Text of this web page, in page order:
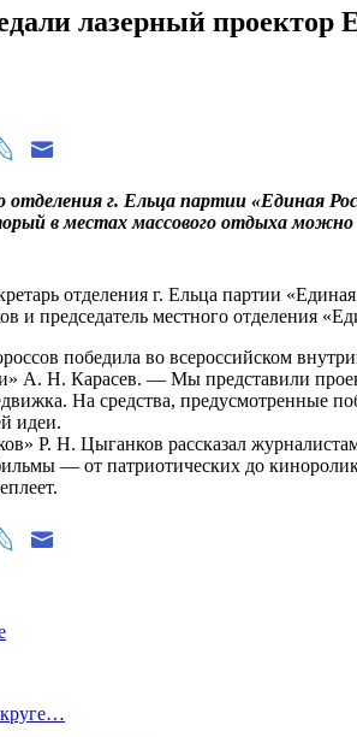
лазерный проектор
г. Ельца партии «Единая
в местах массового отдыха
отделения г. Ельца партии
и председатель местного отделения
победила во всероссийском
А. Н. Карасев. — Мы представили
На средства, предусмотренные
идеи.
Р. Н. Цыганков рассказал
— от патрио­тических до